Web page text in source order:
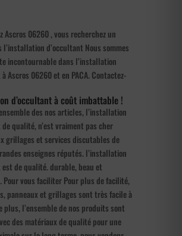
Ascros 06260 , vous recherchez un
l’installation d’occultant Nous sommes
incontournable dans l’installation
Ascros 06260 et en PACA. Contactez-
d’occultant à coût imbattable !
des nos articles, l’installation
qualité, n’est vraiment pas cher
grillages et services discutables de
enseignes réputés. l’installation
est de qualité. durable, beau et
Pour vous faciliter Pour plus de facilité,
panneaux et grillages sont très facile à
plus, l’ensemble de nos produits sont
des matériaux de qualité pour une